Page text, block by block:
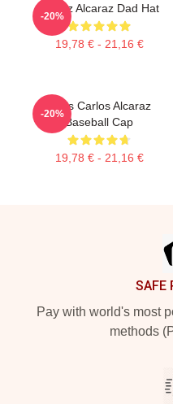
Carloz Alcaraz Dad Hat
19,78 € - 21,16 €
-20%
Tenis Carlos Alcaraz
Baseball Cap
19,78 € - 21,16 €
-20%
SAFE
Pay with world's most
methods